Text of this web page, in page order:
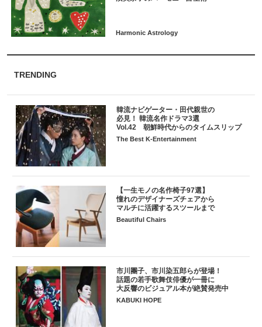
TRENDING
韓流ナビゲーター・田代親世の
必見！ 韓流名作ドラマ3選
Vol.42 朝鮮時代からのタイムスリップ
The Best K-Entertainment
【一生モノの名作椅子97選】
憧れのデザイナーズチェアから
マルチに活躍するスツールまで
Beautiful Chairs
市川團子、市川染五郎らが登場！
話題の若手歌舞伎俳優が一冊に
大反響のビジュアル本が絶賛発売中
KABUKI HOPE